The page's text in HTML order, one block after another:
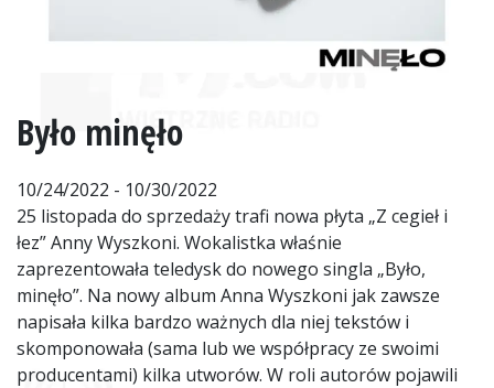
Było minęło
10/24/2022 - 10/30/2022
25 listopada do sprzedaży trafi nowa płyta „Z cegieł i
łez” Anny Wyszkoni. Wokalistka właśnie
zaprezentowała teledysk do nowego singla „Było,
minęło”. Na nowy album Anna Wyszkoni jak zawsze
napisała kilka bardzo ważnych dla niej tekstów i
skomponowała (sama lub we współpracy ze swoimi
producentami) kilka utworów. W roli autorów pojawili